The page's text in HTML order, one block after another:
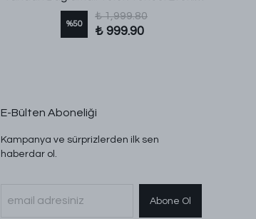
%50
₺ 1,999.80
₺ 999.90
E-Bülten Aboneliği
Kampanya ve sürprizlerden ilk sen
haberdar ol.
Abone Ol